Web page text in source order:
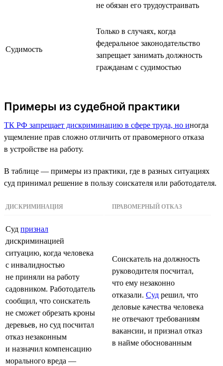
не обязан его трудоустраивать
Судимость
Только в случаях, когда
федеральное законодательство
запрещает занимать должность
гражданам с судимостью
Примеры из судебной практики
ТК РФ запрещает дискриминацию в сфере труда, но иногда
ущемление прав сложно отличить от правомерного отказа
в устройстве на работу.
В таблице — примеры из практики, где в разных ситуациях
суд принимал решение в пользу соискателя или работодателя.
ДИСКРИМИНАЦИЯ ПРАВОМЕРНЫЙ ОТКАЗ
Суд признал
дискриминацией
ситуацию, когда человека
с инвалидностью
не приняли на работу
садовником. Работодатель
сообщил, что соискатель
не сможет обрезать кроны
деревьев, но суд посчитал
отказ незаконным
и назначил компенсацию
морального вреда —
Соискатель на должность
руководителя посчитал,
что ему незаконно
отказали. Суд решил, что
деловые качества человека
не отвечают требованиям
вакансии, и признал отказ
в найме обоснованным